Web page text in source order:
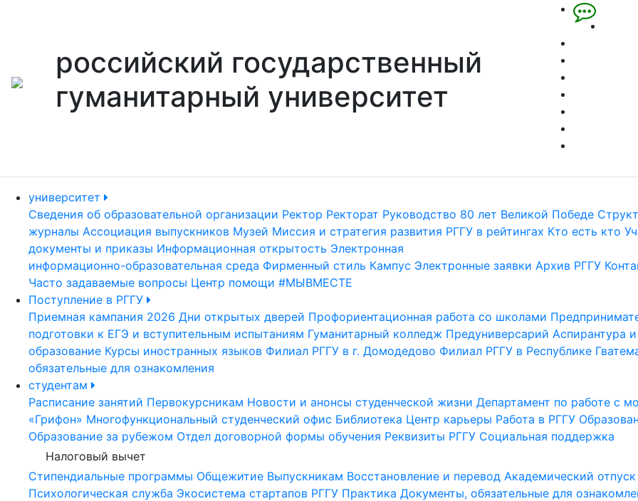
российский государственный
гуманитарный университет
университет
Сведения об образовательной организации Ректор Ректорат Руководство 80 лет Великой Победе
журналы Ассоциация выпускников Музей Миссия и стратегия развития РГГУ в рейтингах Кто есть кто
документы и приказы Информационная открытость Электронная
информационно-образовательная среда Фирменный стиль Кампус Электронные заявки Архив РГГУ
Часто задаваемые вопросы Центр помощи #МЫВМЕСТЕ
Поступление в РГГУ
Приемная кампания 2026 Дни открытых дверей Профориентационная работа со школами
подготовки к ЕГЭ и вступительным испытаниям Гуманитарный колледж Предуниверсарий Аспирантура
образование Курсы иностранных языков Филиал РГГУ в г. Домодедово Филиал РГГУ в Республике
обязательные для ознакомления
студентам
Расписание занятий Первокурсникам Новости и анонсы студенческой жизни Департамент по работе с
«Грифон» Многофункциональный студенческий офис Библиотека Центр карьеры Работа в РГГУ
Образование за рубежом Отдел договорной формы обучения Реквизиты РГГУ Социальная поддержка
Налоговый вычет
Стипендиальные программы Общежитие Выпускникам Восстановление и перевод Академический отпуск
Психологическая служба Экосистема стартапов РГГУ Практика Документы, обязательные для